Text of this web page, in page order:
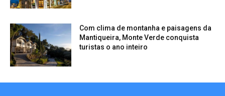
Com clima de montanha e paisagens da
Mantiqueira, Monte Verde conquista
turistas o ano inteiro